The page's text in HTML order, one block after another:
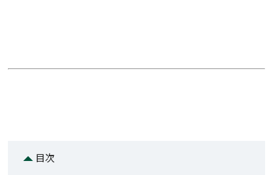
目次